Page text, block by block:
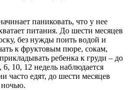
паниковать, что у нее
питания. До шести месяцев
без нужды поить водой и
к фруктовым пюре, сокам,
ребенка к груди – до
6, 10, 12 недель наблюдается
часто едят, до шести месяцев
ночью.